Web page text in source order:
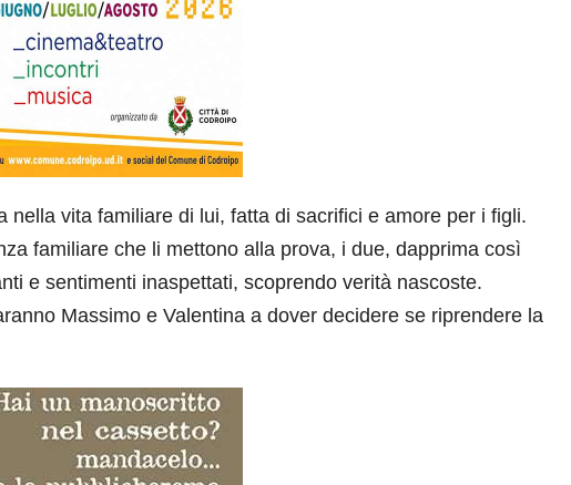
nella vita familiare di lui, fatta di sacrifici e amore per i figli.
familiare che li mettono alla prova, i due, dapprima così
e sentimenti inaspettati, scoprendo verità nascoste.
Massimo e Valentina a dover decidere se riprendere la